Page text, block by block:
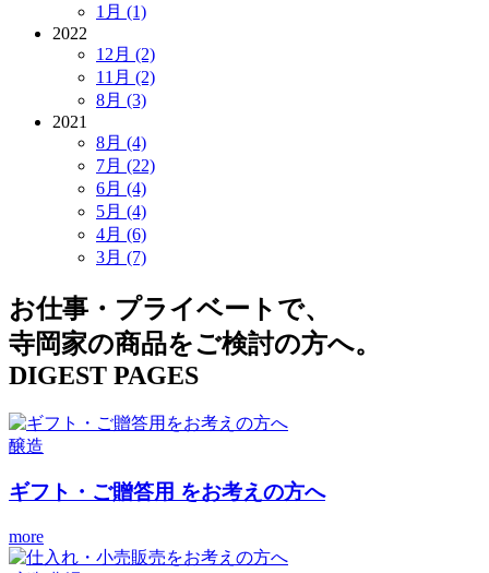
1月 (1)
2022
12月 (2)
11月 (2)
8月 (3)
2021
8月 (4)
7月 (22)
6月 (4)
5月 (4)
4月 (6)
3月 (7)
お仕事・プライベートで、
寺岡家の商品をご検討の方へ。
DIGEST PAGES
醸造
ギフト・ご贈答用 をお考えの方へ
more